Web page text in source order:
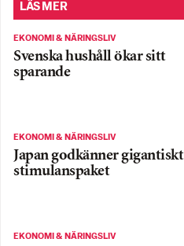
LÄS MER
EKONOMI & NÄRINGSLIV
Svenska hushåll ökar sitt
sparande
EKONOMI & NÄRINGSLIV
Japan godkänner gigantiskt
stimulanspaket
EKONOMI & NÄRINGSLIV